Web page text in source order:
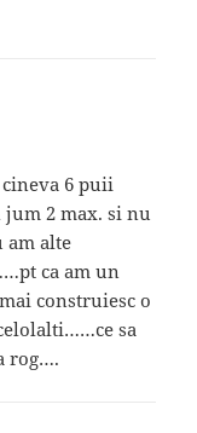
6 puii
jum 2 max. si nu
am alte
ca am un
construiesc o
sa
rog….